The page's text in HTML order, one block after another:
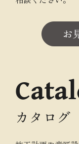
お
カタログ